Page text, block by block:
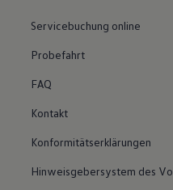
Servicebuchung online
Probefahrt
FAQ
Kontakt
Konformitätserklärungen
Hinweisgebersystem des